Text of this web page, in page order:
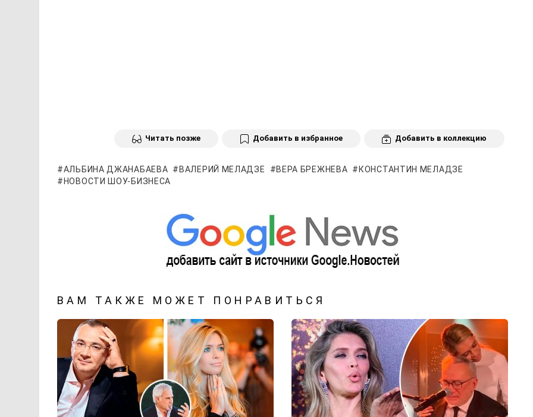
Читать позже Добавить в избранное Добавить в коллекцию
АЛЬБИНА ДЖАНАБАЕВА ВАЛЕРИЙ МЕЛАДЗЕ ВЕРА БРЕЖНЕВА
КОНСТАНТИН МЕЛАДЗЕ
НОВОСТИ ШОУ-БИЗНЕСА
ВАМ ТАКЖЕ МОЖЕТ ПОНРАВИТЬСЯ